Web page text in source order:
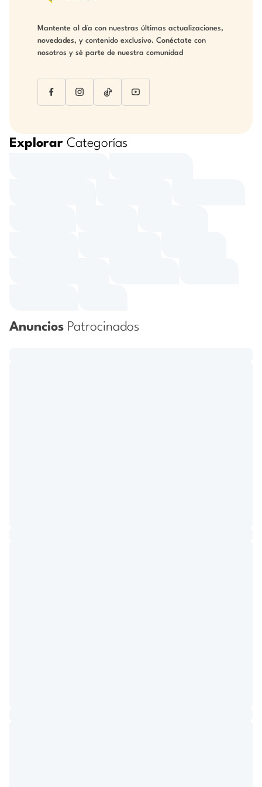
Mantente al día con nuestras últimas actualizaciones,
novedades, y contenido exclusivo. Conéctate con
nosotros y sé parte de nuestra comunidad
Explorar Categorías
Anuncios Patrocinados